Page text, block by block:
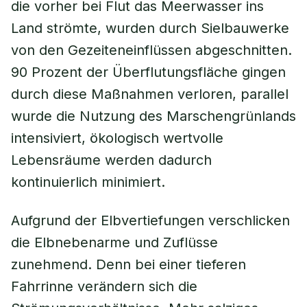
die vorher bei Flut das Meerwasser ins
Land strömte, wurden durch Sielbauwerke
von den Gezeiteneinflüssen abgeschnitten.
90 Prozent der Überflutungsfläche gingen
durch diese Maßnahmen verloren, parallel
wurde die Nutzung des Marschengrünlands
intensiviert, ökologisch wertvolle
Lebensräume werden dadurch
kontinuierlich minimiert.
Aufgrund der Elbvertiefungen verschlicken
die Elbnebenarme und Zuflüsse
zunehmend. Denn bei einer tieferen
Fahrrinne verändern sich die